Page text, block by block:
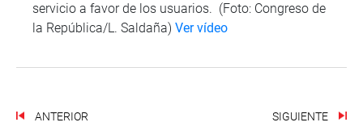
servicio a favor de los usuarios. (Foto: Congreso de
la República/L. Saldaña) Ver vídeo
ANTERIOR SIGUIENTE